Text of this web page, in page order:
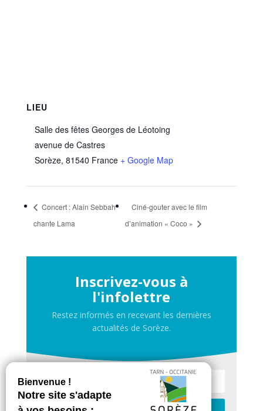
LIEU
Salle des fêtes Georges de Léotoing
avenue de Castres
Sorèze, 81540 France + Google Map
Concert : Alain Sebbah
chante Lama
Ciné-gouter avec le film
d’animation « Coco »
Inscrivez-vous à
l'infolettre
Restez informés en recevant les dernières
actualités de Sorèze.